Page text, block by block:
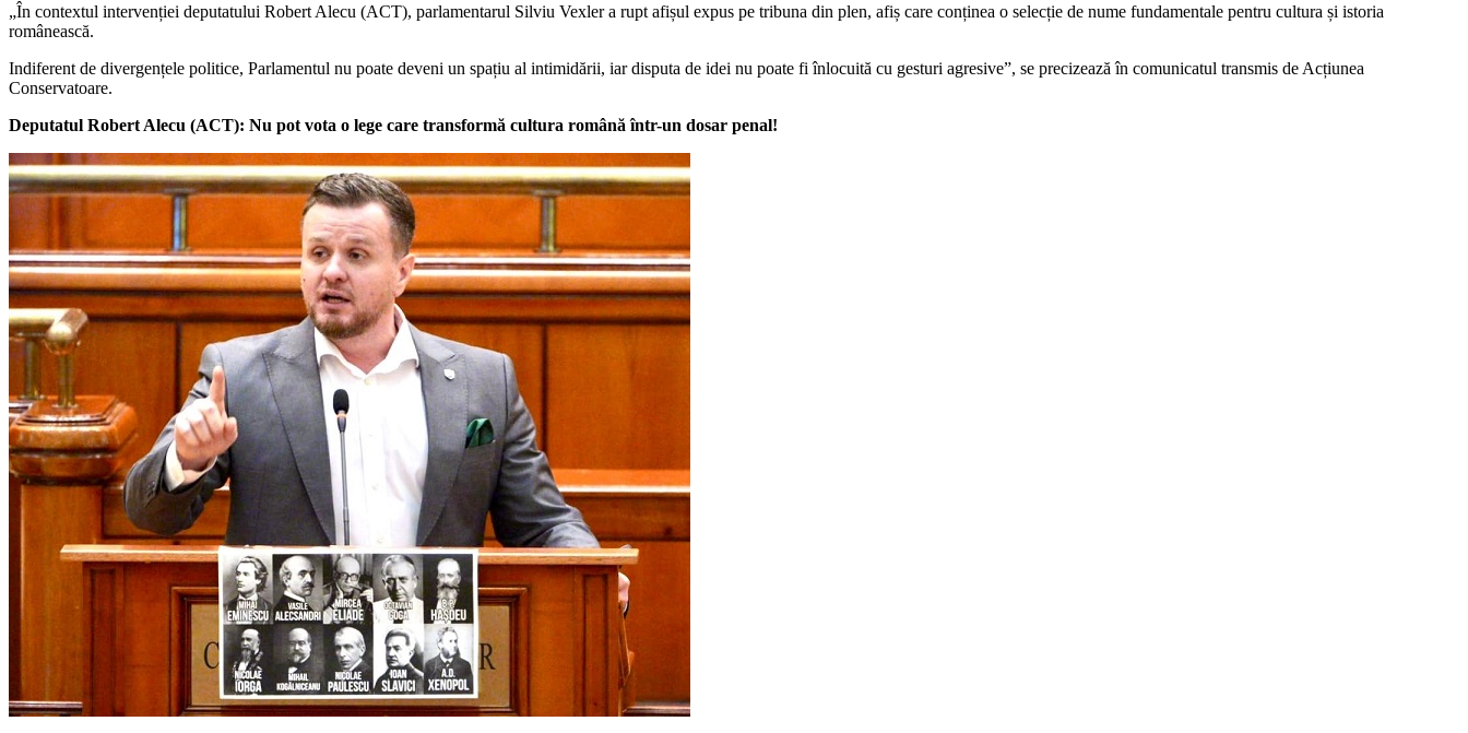
„În contextul intervenției deputatului Robert Alecu (ACT), parlamentarul Silviu Vexler a rupt afișul expus pe tribuna din plen, afiș care conținea o selecție de nume fundamentale pentru cultura și istoria
românească.
Indiferent de divergențele politice, Parlamentul nu poate deveni un spațiu al intimidării, iar disputa de idei nu poate fi înlocuită cu gesturi agresive”, se precizează în comunicatul transmis de Acțiunea
Conservatoare.
Deputatul Robert Alecu (ACT): Nu pot vota o lege care transformă cultura română într-un dosar penal!